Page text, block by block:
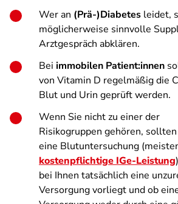
Wer an (Prä-)Diabetes leidet,
möglicherweise sinnvolle
Arztgespräch abklären.
Bei immobilen Patient:innen
von Vitamin D regelmäßig die
Blut und Urin geprüft werden.
Wenn Sie nicht zu einer der
Risikogruppen gehören,
eine Blutuntersuchung
kostenpflichtige IGe-Leistung
bei Ihnen tatsächlich eine
Versorgung vorliegt und ob